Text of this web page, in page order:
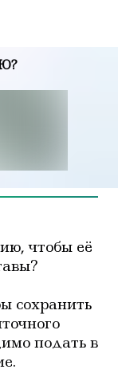
чтобы её
сохранить
подать в